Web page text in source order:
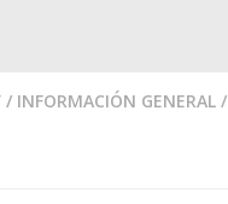
/ INFORMACIÓN GENERAL /